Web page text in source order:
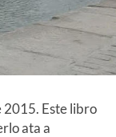
2015. Este libro
ata a